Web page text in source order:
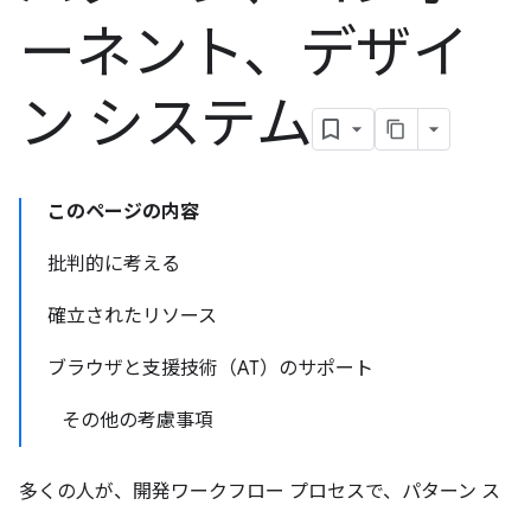
ーネント、デザイ
ン システム
このページの内容
批判的に考える
確立されたリソース
ブラウザと支援技術（AT）のサポート
その他の考慮事項
多くの人が、開発ワークフロー プロセスで、パターン ス